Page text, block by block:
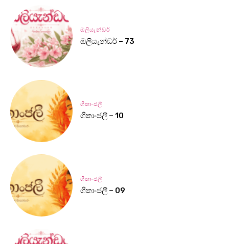
ඔලියැන්ඩර්
ඔලියැන්ඩර් – 73
ගීතාංජලී
ගීතාංජලී – 10
ගීතාංජලී
ගීතාංජලී – 09